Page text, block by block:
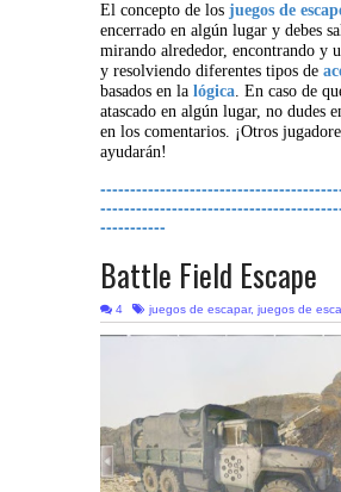
El concepto de los juegos de
encerrado en algún lugar y debes
mirando alrededor, encontrando y
y resolviendo diferentes tipos de
basados en la lógica. En caso de
atascado en algún lugar, no dudes
en los comentarios. ¡Otros
ayudarán!
-----------
Battle Field Escape
4 juegos de escapar, juegos de